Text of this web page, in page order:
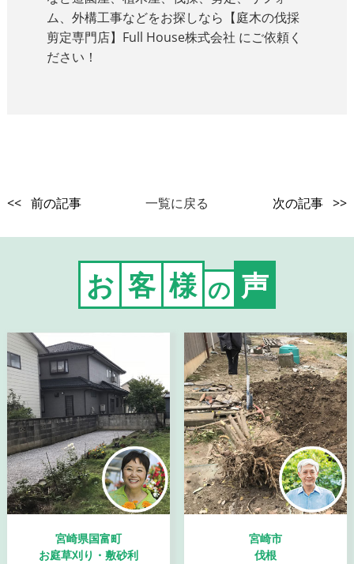
ム、外構工事などをお探しなら【庭木の伐採
剪定専門店】Full House株式会社 にご依頼く
ださい！
<< 前の記事 一覧に戻る 次の記事 >>
お 客 様 の 声
宮崎県国富町
お庭草刈り・敷砂利
宮崎市
伐根